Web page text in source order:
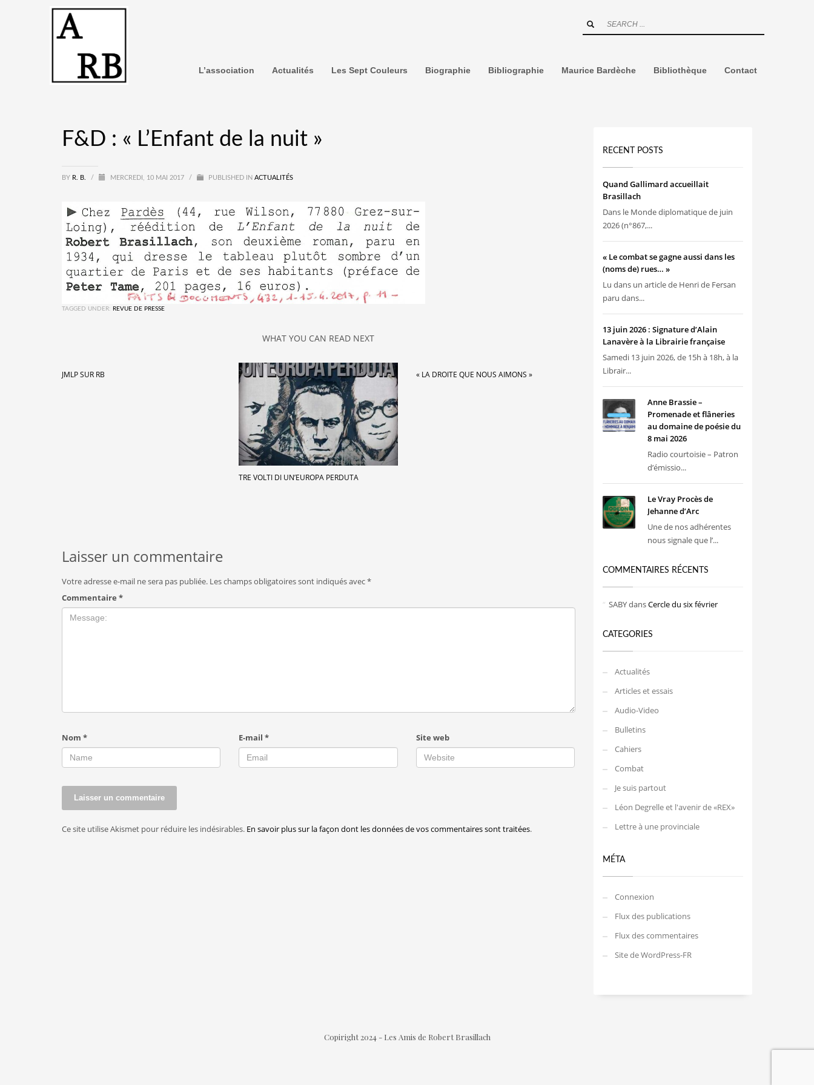
L’association Actualités Les Sept Couleurs Biographie Bibliographie Maurice Bardèche Bibliothèque Contact
F&D : « L’Enfant de la nuit »
BY R. B. / MERCREDI, 10 MAI 2017 / PUBLISHED IN ACTUALITÉS
TAGGED UNDER: REVUE DE PRESSE
WHAT YOU CAN READ NEXT
JMLP SUR RB
TRE VOLTI DI UN’EUROPA PERDUTA
« LA DROITE QUE NOUS AIMONS »
Laisser un commentaire
Votre adresse e-mail ne sera pas publiée. Les champs obligatoires sont indiqués avec*
Commentaire *
Nom * E-mail* Site web
Ce site utilise Akismet pour réduire les indésirables. En savoir plus sur la façon dont les données de vos commentaires sont traitées.
RECENT POSTS
Quand Gallimard accueillait
Brasillach
Dans le Monde diplomatique de juin
2026 (n°867,...
« Le combat se gagne aussi dans les
(noms de) rues… »
Lu dans un article de Henri de Fersan
paru dans...
13 juin 2026 : Signature d’Alain
Lanavère à la Librairie française
Samedi 13 juin 2026, de 15h à 18h, à la
Librair...
Anne Brassie –
Promenade et flâneries
au domaine de poésie du
8 mai 2026
Radio courtoisie – Patron
d’émissio...
Le Vray Procès de
Jehanne d’Arc
Une de nos adhérentes
nous signale que l’...
COMMENTAIRES RÉCENTS
SABYdansCercle du six février
CATEGORIES
Actualités
Articles et essais
Audio-Video
Bulletins
Cahiers
Combat
Je suis partout
Léon Degrelle et l'avenir de «REX»
Lettre à une provinciale
MÉTA
Connexion
Flux des publications
Flux des commentaires
Site de WordPress-FR
Copiright 2024 - Les Amis de Robert Brasillach